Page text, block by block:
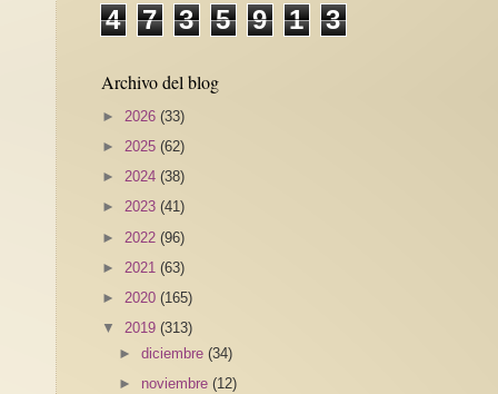
4 7 3 5 9 1 3
Archivo del blog
► 2026 (33)
► 2025 (62)
► 2024 (38)
► 2023 (41)
► 2022 (96)
► 2021 (63)
► 2020 (165)
▼ 2019 (313)
►diciembre(34)
► noviembre(12)